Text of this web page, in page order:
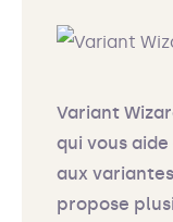
Variant
qui vous
aux
propose